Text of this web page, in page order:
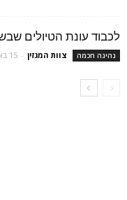
לכבוד עונת הטיולים
נהיגה חכמה צוות המגזין - 15 באפריל 2018